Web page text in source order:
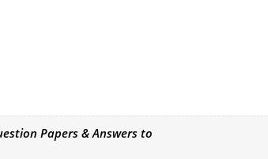
Papers & Answers to